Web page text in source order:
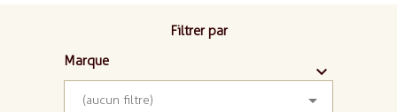
Filtrer par
Marque


(aucun filtre) 